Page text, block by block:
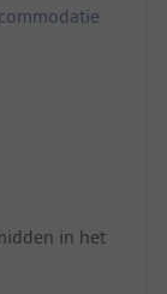
in het